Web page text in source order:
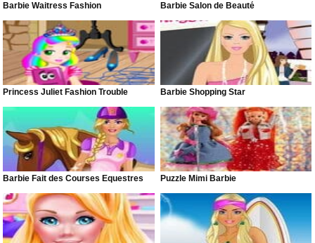
Barbie Waitress Fashion Barbie Salon de Beauté
Princess Juliet Fashion Trouble Barbie Shopping Star
Barbie Fait des Courses Équestres Puzzle Mimi Barbie